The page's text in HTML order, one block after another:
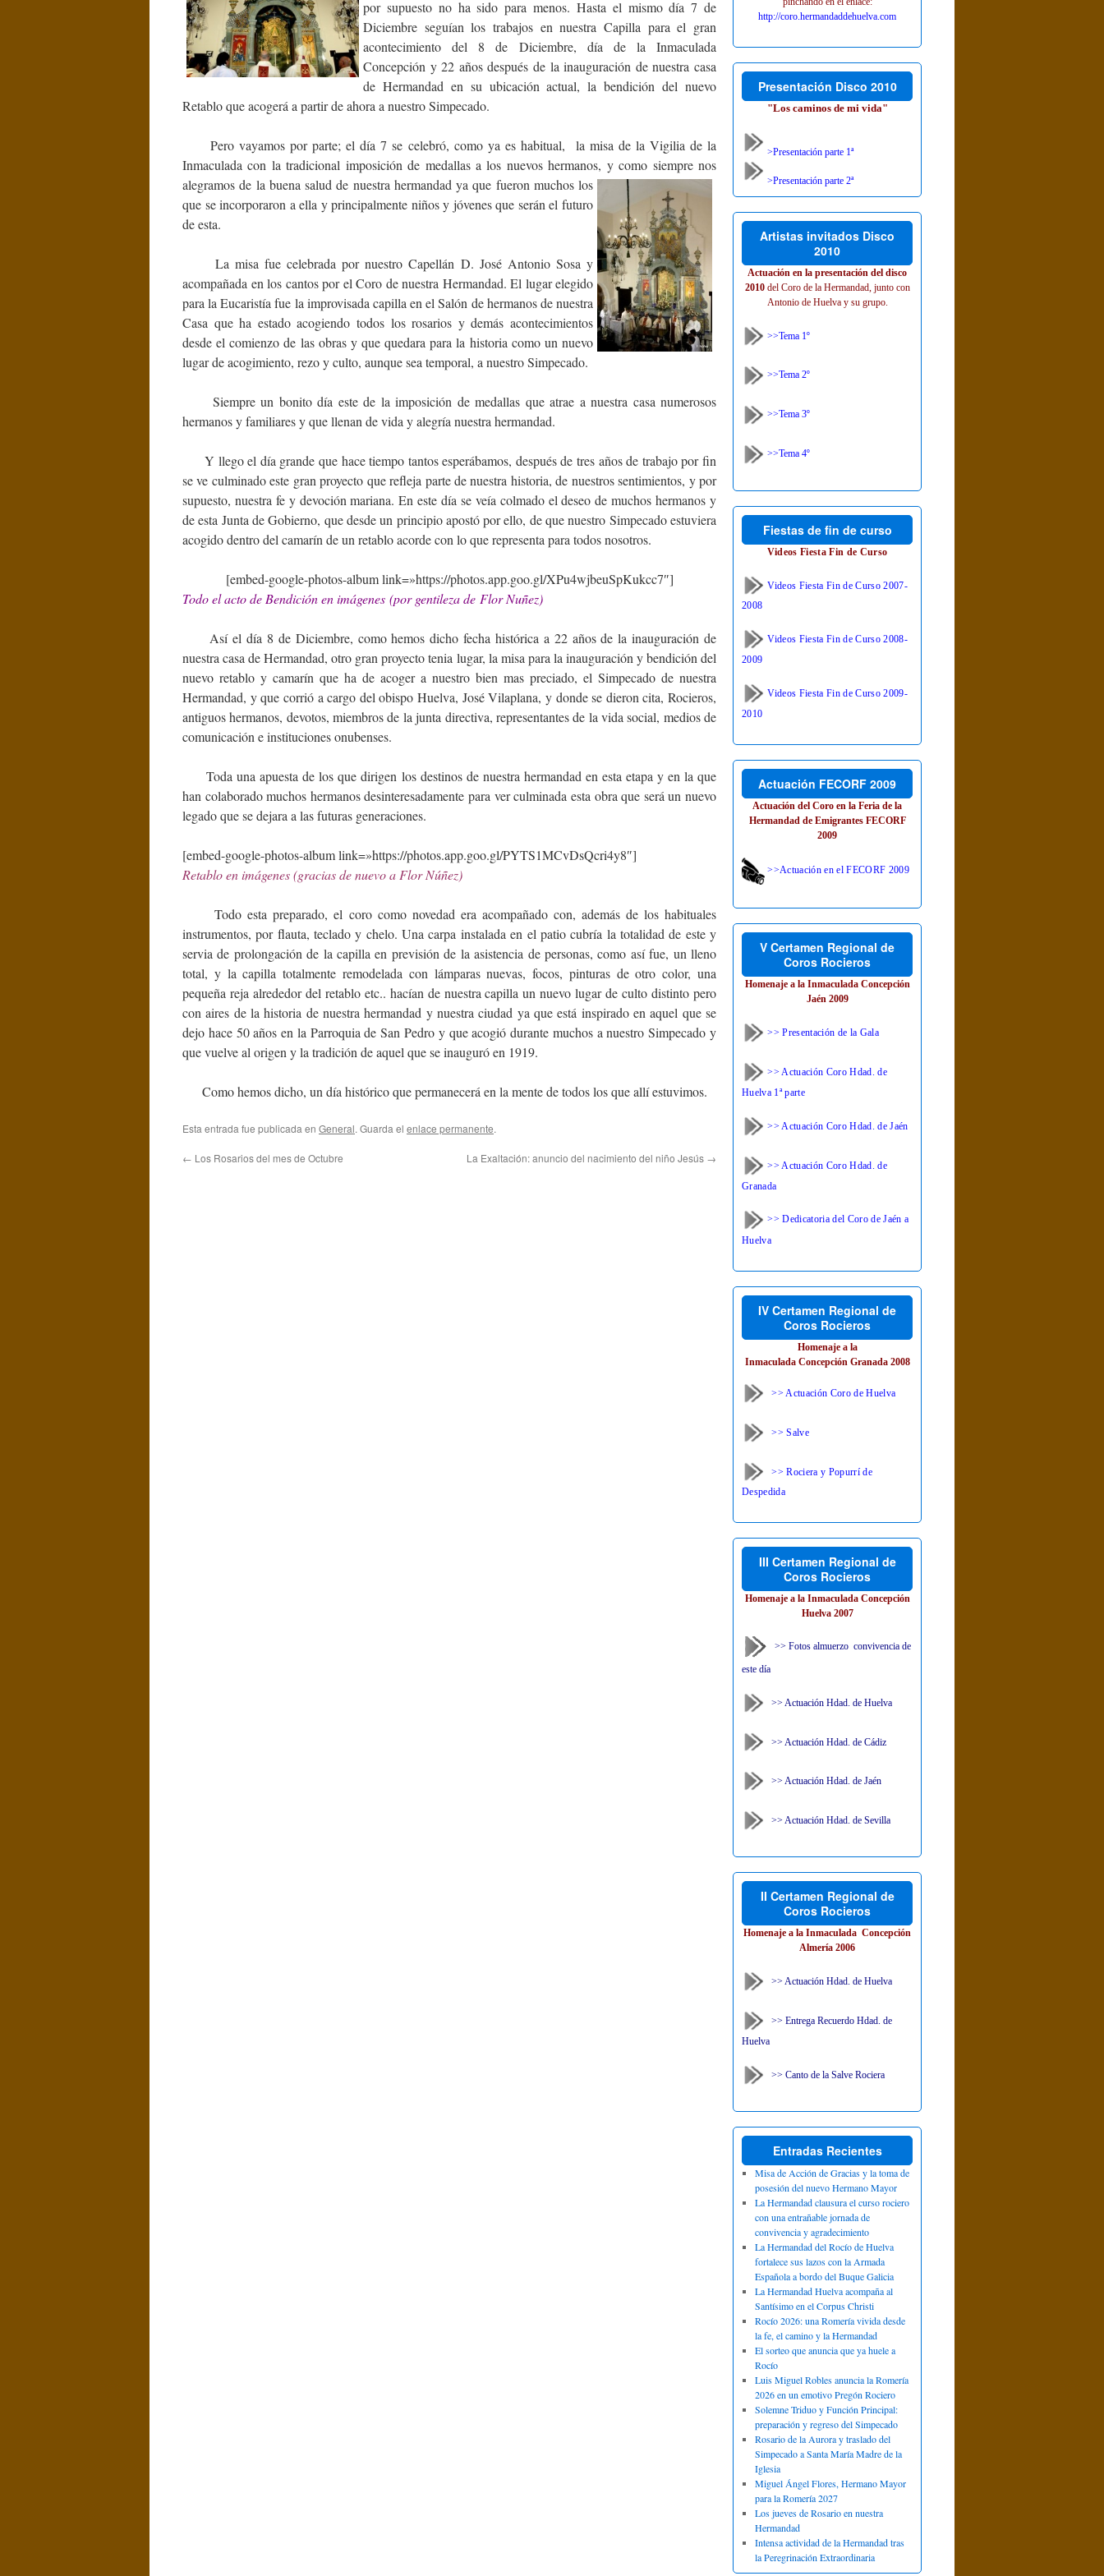
por supuesto no ha sido para menos. Hasta el mismo día 7 de
Diciembre seguían los trabajos en nuestra Capilla para el gran
acontecimiento del 8 de Diciembre, día de la Inmaculada
Concepción y 22 años después de la inauguración de nuestra casa
de Hermandad en su ubicación actual, la bendición del nuevo
Retablo que acogerá a partir de ahora a nuestro Simpecado.
Pero vayamos por parte; el día 7 se celebró, como ya es habitual, la misa de la Vigilia de la
Inmaculada con la tradicional imposición de medallas a los nuevos hermanos, y como siempre nos
alegramos de la buena salud de nuestra hermandad ya que fueron muchos los
que se incorporaron a ella y principalmente niños y jóvenes que serán el futuro
de esta.
La misa fue celebrada por nuestro Capellán D. José Antonio Sosa y
acompañada en los cantos por el Coro de nuestra Hermandad. El lugar elegido
para la Eucaristía fue la improvisada capilla en el Salón de hermanos de nuestra
Casa que ha estado acogiendo todos los rosarios y demás acontecimientos
desde el comienzo de las obras y que quedara para la historia como un nuevo
lugar de acogimiento, rezo y culto, aunque sea temporal, a nuestro Simpecado.
Siempre un bonito día este de la imposición de medallas que atrae a nuestra casa numerosos
hermanos y familiares y que llenan de vida y alegría nuestra hermandad.
Y llego el día grande que hace tiempo tantos esperábamos, después de tres años de trabajo por fin
se ve culminado este gran proyecto que refleja parte de nuestra historia, de nuestros sentimientos, y por
supuesto, nuestra fe y devoción mariana. En este día se veía colmado el deseo de muchos hermanos y
de esta Junta de Gobierno, que desde un principio apostó por ello, de que nuestro Simpecado estuviera
acogido dentro del camarín de un retablo acorde con lo que representa para todos nosotros.
[embed-google-photos-album link=»https://photos.app.goo.gl/XPu4wjbeuSpKukcc7″]
Todo el acto de Bendición en imágenes (por gentileza de Flor Nuñez)
Así el día 8 de Diciembre, como hemos dicho fecha histórica a 22 años de la inauguración de
nuestra casa de Hermandad, otro gran proyecto tenia lugar, la misa para la inauguración y bendición del
nuevo retablo y camarín que ha de acoger a nuestro bien mas preciado, el Simpecado de nuestra
Hermandad, y que corrió a cargo del obispo Huelva, José Vilaplana, y donde se dieron cita, Rocieros,
antiguos hermanos, devotos, miembros de la junta directiva, representantes de la vida social, medios de
comunicación e instituciones onubenses.
Toda una apuesta de los que dirigen los destinos de nuestra hermandad en esta etapa y en la que
han colaborado muchos hermanos desinteresadamente para ver culminada esta obra que será un nuevo
legado que se dejara a las futuras generaciones.
[embed-google-photos-album link=»https://photos.app.goo.gl/PYTS1MCvDsQcri4y8″]
Retablo en imágenes (gracias de nuevo a Flor Núñez)
Todo esta preparado, el coro como novedad era acompañado con, además de los habituales
instrumentos, por flauta, teclado y chelo. Una carpa instalada en el patio cubría la totalidad de este y
servia de prolongación de la capilla en previsión de la asistencia de personas, como así fue, un lleno
total, y la capilla totalmente remodelada con lámparas nuevas, focos, pinturas de otro color, una
pequeña reja alrededor del retablo etc.. hacían de nuestra capilla un nuevo lugar de culto distinto pero
con aires de la historia de nuestra hermandad y nuestra ciudad ya que está inspirado en aquel que se
dejo hace 50 años en la Parroquia de San Pedro y que acogió durante muchos a nuestro Simpecado y
que vuelve al origen y la tradición de aquel que se inauguró en 1919.
Como hemos dicho, un día histórico que permanecerá en la mente de todos los que allí estuvimos.
Esta entrada fue publicada en General. Guarda el enlace permanente.
← Los Rosarios del mes de Octubre La Exaltación: anuncio del nacimiento del niño Jesús →
http://coro.hermandaddehuelva.com
Presentación Disco 2010
"Los caminos de mi vida"
>Presentación parte 1ª
>Presentación parte 2ª
Artistas invitados Disco
2010
Actuación en la presentación del disco
2010del Coro de la Hermandad, junto con
Antonio de Huelva y su grupo.
>>Tema 1º
>>Tema 2º
>>Tema 3º
>>Tema 4º
Fiestas de fin de curso
Videos Fiesta Fin de Curso
Videos Fiesta Fin de Curso 2007-
2008
Videos Fiesta Fin de Curso 2008-
2009
Videos Fiesta Fin de Curso 2009-
2010
Actuación FECORF 2009
Actuación del Coro en la Feria de la
Hermandad de Emigrantes FECORF
2009
>>Actuación en el FECORF 2009
V Certamen Regional de
Coros Rocieros
Homenaje a la Inmaculada Concepción
Jaén 2009
>> Presentación de la Gala
>> Actuación Coro Hdad. de
Huelva 1ª parte
>> Actuación Coro Hdad. de Jaén
>> Actuación Coro Hdad. de
Granada
>> Dedicatoria del Coro de Jaén a
Huelva
IV Certamen Regional de
Coros Rocieros
Homenaje a la
Inmaculada Concepción Granada 2008
>> Actuación Coro de Huelva
>> Salve
>> Rociera y Popurrí de
Despedida
III Certamen Regional de
Coros Rocieros
Homenaje a la Inmaculada Concepción
Huelva 2007
>> Fotos almuerzo convivencia de
este día
>> Actuación Hdad. de Huelva
>> Actuación Hdad. de Cádiz
>> Actuación Hdad. de Jaén
>> Actuación Hdad. de Sevilla
II Certamen Regional de
Coros Rocieros
Homenaje a la Inmaculada Concepción
Almería 2006
>> Actuación Hdad. de Huelva
>> Entrega Recuerdo Hdad. de
Huelva
>> Canto de la Salve Rociera
Entradas Recientes
Misa de Acción de Gracias y la toma de
posesión del nuevo Hermano Mayor
La Hermandad clausura el curso rociero
con una entrañable jornada de
convivencia y agradecimiento
La Hermandad del Rocío de Huelva
fortalece sus lazos con la Armada
Española a bordo del Buque Galicia
La Hermandad Huelva acompaña al
Santísimo en el Corpus Christi
Rocío 2026: una Romería vivida desde
la fe, el camino y la Hermandad
El sorteo que anuncia que ya huele a
Rocío
Luis Miguel Robles anuncia la Romería
2026 en un emotivo Pregón Rociero
Solemne Triduo y Función Principal:
preparación y regreso del Simpecado
Rosario de la Aurora y traslado del
Simpecado a Santa María Madre de la
Iglesia
Miguel Ángel Flores, Hermano Mayor
para la Romería 2027
Los jueves de Rosario en nuestra
Hermandad
Intensa actividad de la Hermandad tras
la Peregrinación Extraordinaria